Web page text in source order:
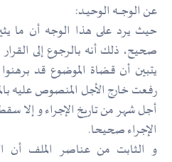
عن الوجــــه الوحيــد:
حيث يرد على هذا الوجه أن ما
صحيح، ذلك أنه بالرجوع إلى القرار
يتبين أن قضاة الموضوع قد
أجل شهر من تاريخ الإجراء و إلا
الإجراء صحيحا.
و الثابت من عناصر الملف أن